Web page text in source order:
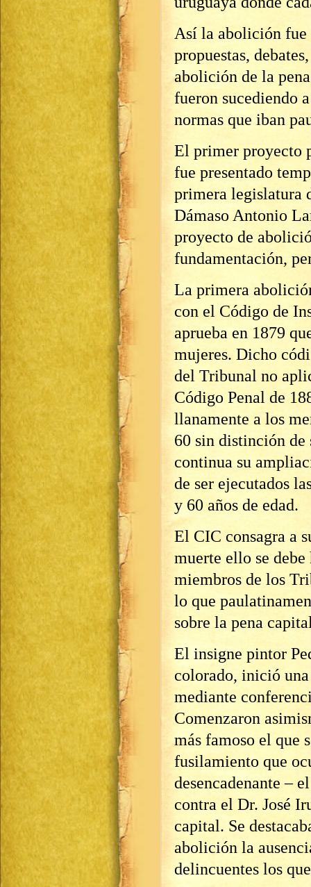
Así la abolición fue
propuestas,
abolición de la
fueron sucediendo
normas que iban
El primer proyecto
fue presentado
primera legislatura
Dámaso Antonio
proyecto de
fundamentación,
La primera
con el Código de
aprueba en 1879
mujeres. Dicho
del Tribunal no
Código Penal de
llanamente a los
60 sin distinción
continua su
de ser ejecutados
y 60 años de edad.
El CIC consagra a
muerte ello se
miembros de los
lo que
sobre la pena
El insigne pintor
colorado, inició
mediante
Comenzaron
más famoso el que
fusilamiento que
desencadenante –
contra el Dr. José
capital. Se
abolición la
delincuentes los